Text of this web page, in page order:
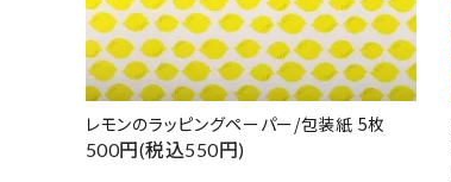
レモンのラッピングペーパー/包装紙 5枚
500円(税込550円)